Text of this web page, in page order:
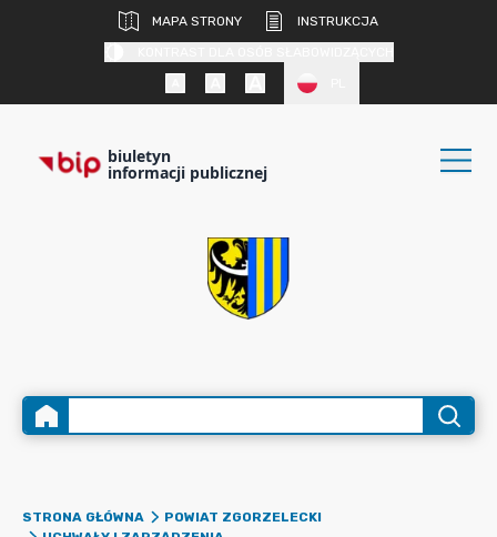
MAPA STRONY
INSTRUKCJA
biuletyn
informacji publicznej
STRONA GŁÓWNA
POWIAT ZGORZELECKI